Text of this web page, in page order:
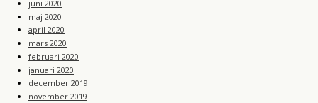
juni 2020
maj 2020
april 2020
mars 2020
februari 2020
januari 2020
december 2019
november 2019